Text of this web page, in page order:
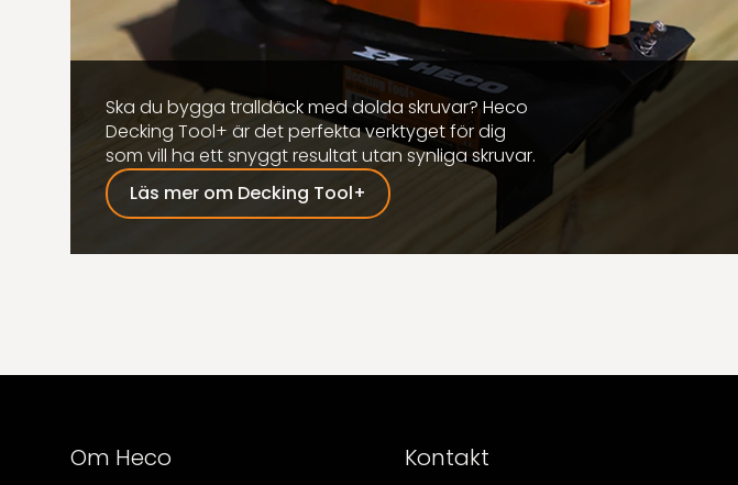
Ska du bygga tralldäck med dolda skruvar? Heco
Decking Tool+ är det perfekta verktyget för dig
som vill ha ett snyggt resultat utan synliga skruvar.
Läs mer om Decking Tool+
Om Heco Kontakt